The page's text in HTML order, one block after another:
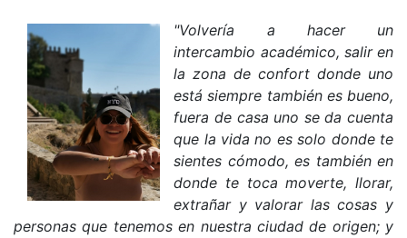
"Volvería a hacer un
intercambio académico, salir en
la zona de confort donde uno
está siempre también es bueno,
fuera de casa uno se da cuenta
que la vida no es solo donde te
sientes cómodo, es también en
donde te toca moverte, llorar,
extrañar y valorar las cosas y
personas que tenemos en nuestra ciudad de origen; y